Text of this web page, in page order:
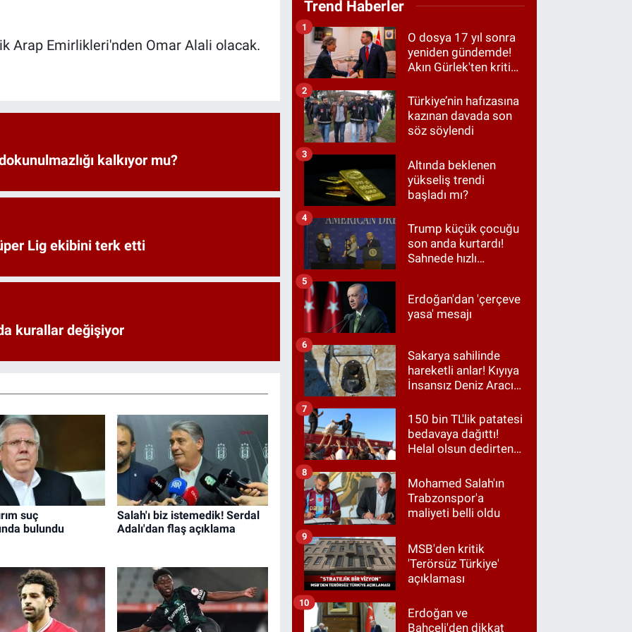
Arap Emirlikleri'nden Omar Alali olacak.
kalkıyor mu?
Lig ekibini terk etti
kurallar değişiyor
suç
bulundu
Salah'ı biz istemedik! Serdal
Adalı'dan flaş açıklama
Trend Haberler
O dosya 17 yıl sonra
yeniden gündemde!
Akın Gürlek'ten kritik
1
Türkiye’nin hafızasına
kazınan davada son
söz söylendi
2
Altında beklenen
yükseliş trendi
başladı mı?
3
Trump küçük çocuğu
son anda kurtardı!
Sahnede hızlı
4
Erdoğan'dan 'çerçeve
yasa' mesajı
5
Sakarya sahilinde
hareketli anlar! Kıyıya
İnsansız Deniz Aracı
6
150 bin TL'lik patatesi
bedavaya dağıttı!
Helal olsun dedirten
7
Mohamed Salah'ın
Trabzonspor'a
maliyeti belli oldu
8
MSB'den kritik
'Terörsüz Türkiye'
açıklaması
9
Erdoğan ve
Bahçeli'den dikkat
10